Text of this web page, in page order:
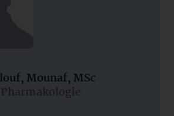
Mounaf, MSc